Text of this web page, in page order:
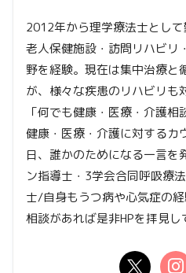
2012年から理学療法士とし
老人保健施設・訪問リハビリ
野を経験。現在は集中治療と
が、様々な疾患のリハビリも
「何でも健康・医療・介護相
健康・医療・介護に対するカ
日、誰かのためになる一言を
ン指導士・3学会合同呼吸療
士/自身もうつ病や心気症の
相談があれば是非HPを拝見し